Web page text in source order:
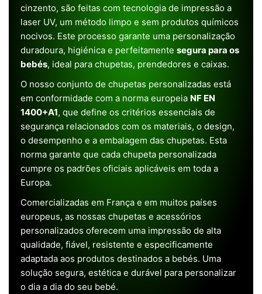
cinzento, são feitas com tecnologia de impressão a
laser UV, um método limpo e sem produtos químicos
nocivos. Este processo garante uma personalização
duradoura, higiénica e perfeitamente segura para os
bebés, ideal para chupetas, prendedores e caixas.
O nosso conjunto de chupetas personalizadas está
em conformidade com a norma europeia NF EN
1400+A1, que define os critérios essenciais de
segurança relacionados com os materiais, o design,
o desempenho e a embalagem das chupetas. Esta
norma garante que cada chupeta personalizada
cumpre os padrões oficiais aplicáveis em toda a
Europa.
Comercializadas em França e em muitos países
europeus, as nossas chupetas e acessórios
personalizados oferecem uma impressão de alta
qualidade, fiável, resistente e especificamente
adaptada aos produtos destinados a bebés. Uma
solução segura, estética e durável para personalizar
o dia a dia do seu bebé.